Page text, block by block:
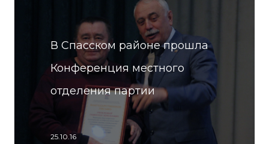
В Спасском районе прошла
Конференция местного
отделения партии
25.10.16